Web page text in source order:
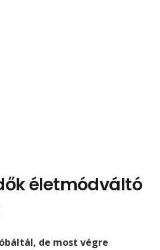
életmódváltó
de most végre